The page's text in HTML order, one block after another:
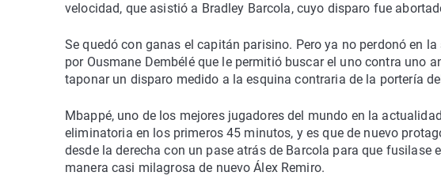
velocidad, que asistió a Bradley Barcola, cuyo disparo fue
Se quedó con ganas el capitán parisino. Pero ya no perdonó en
por Ousmane Dembélé que le permitió buscar el uno contra uno
taponar un disparo medido a la esquina contraria de la portería
Mbappé, uno de los mejores jugadores del mundo en la
eliminatoria en los primeros 45 minutos, y es que de nuevo
desde la derecha con un pase atrás de Barcola para que fusilase
manera casi milagrosa de nuevo Álex Remiro.